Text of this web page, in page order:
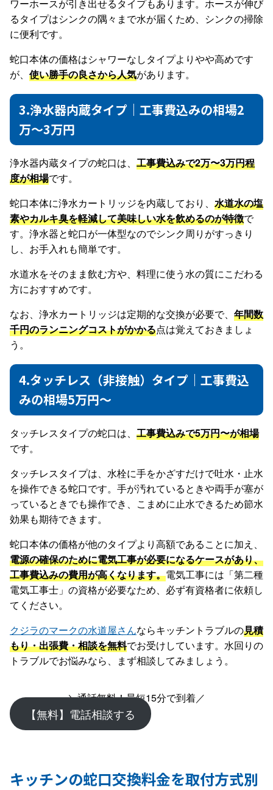
ワーホースが引き出せるタイプもあります。ホースが伸び
るタイプはシンクの隅々まで水が届くため、シンクの掃除
に便利です。
蛇口本体の価格はシャワーなしタイプよりやや高めです
が、 使い勝手の良さから人気があります。
3.浄水器内蔵タイプ｜工事費込みの相場2
万〜3万円
浄水器内蔵タイプの蛇口は、 工事費込みで2万〜3万円程
度が相場です。
蛇口本体に浄水カートリッジを内蔵しており、 水道水の塩
素やカルキ臭を軽減して美味しい水を飲めるのが特徴で
す。浄水器と蛇口が一体型なのでシンク周りがすっきり
し、お手入れも簡単です。
水道水をそのまま飲む方や、料理に使う水の質にこだわる
方におすすめです。
なお、浄水カートリッジは定期的な交換が必要で、 年間数
千円のランニングコストがかかる点は覚えておきましょ
う。
4.タッチレス（非接触）タイプ｜工事費込
みの相場5万円〜
タッチレスタイプの蛇口は、 工事費込みで5万円〜が相場
です。
タッチレスタイプは、水栓に手をかざすだけで吐水・止水
を操作できる蛇口です。手が汚れているときや両手が塞が
っているときでも操作でき、こまめに止水できるため節水
効果も期待できます。
蛇口本体の価格が他のタイプより高額であることに加え、
電源の確保のために電気工事が必要になるケースがあり、
工事費込みの費用が高くなります。電気工事には「第二種
電気工事士」の資格が必要なため、必ず有資格者に依頼し
てください。
クジラのマークの水道屋さんならキッチントラブルの見積
もり・出張費・相談を無料でお受けしています。水回りの
トラブルでお悩みなら、まず相談してみましょう。
＼通話無料！最短15分で到着／
【無料】電話相談する
キッチンの蛇口交換料金を取付方式別